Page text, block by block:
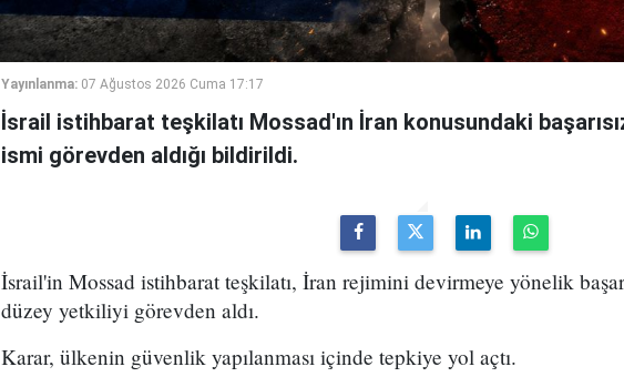
Yayınlanma: 07 Ağustos 2026 Cuma 17:17
İsrail istihbarat teşkilatı Mossad'ın İran konusundaki
ismi görevden aldığı bildirildi.
İsrail'in Mossad istihbarat teşkilatı, İran rejimini devirmeye yönelik
düzey yetkiliyi görevden aldı.
Karar, ülkenin güvenlik yapılanması içinde tepkiye yol açtı.